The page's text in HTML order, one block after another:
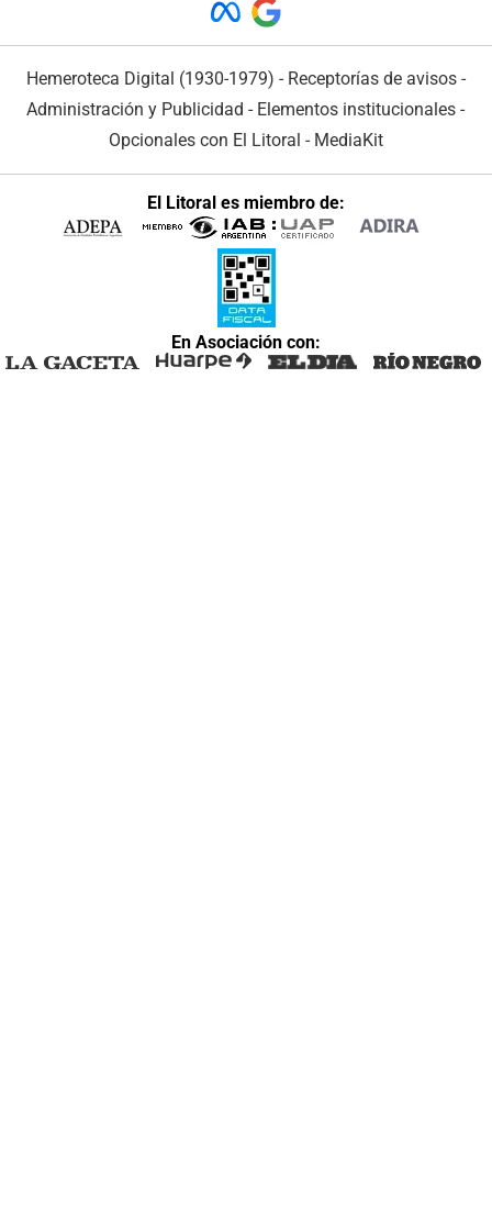
Hemeroteca Digital (1930-1979) - Receptorías de avisos -
Administración y Publicidad - Elementos institucionales -
Opcionales con El Litoral - MediaKit
El Litoral es miembro de:
En Asociación con: